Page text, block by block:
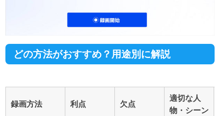
どの方法がおすすめ？用途別に解説
録画方法 利点 欠点
適切な人
物・シーン